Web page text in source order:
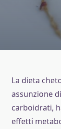
La dieta
assunzione
carboidrati,
effetti